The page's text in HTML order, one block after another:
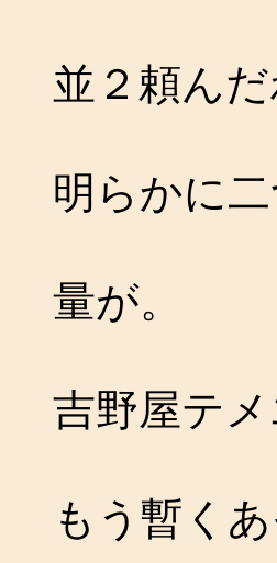
並２頼んだ
明らかに
量が。
吉野屋テ
もう暫く